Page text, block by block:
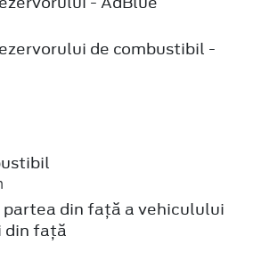
de combustibil -
din față a vehiculului
din față